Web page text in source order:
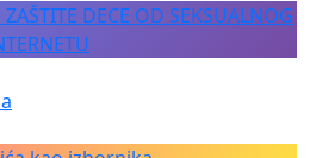
ZAŠTITE DECE OD SEKSUALNOG